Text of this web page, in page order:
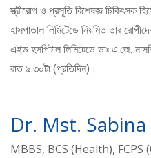
স্ত্রীরোগ ও প্রসূতি বিশেষজ্ঞ চিকিৎসক
হাসপাতাল লিমিটেডে নিয়মিত তার
এইড হসপিটাল লিমিটেডে ডাঃ এ.জে.
রাত ৯.৩০টা (প্রতিদিন)।
Dr. Mst.
MBBS, BCS (Health), FCPS